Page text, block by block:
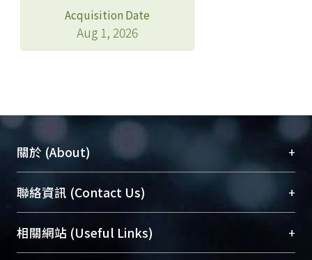
Acquisition Date
Aug 1, 2026
關於 (About) +
臺大位居世界頂尖大學之列，為永久珍藏及向國際
展現本校豐碩的研究成果及學術能量，圖書館整合
機構典藏（NTUR）與學術庫（AH）不同功能平
台，成為臺大學術典藏NTU scholars。期能整合研
聯絡資訊 (Contact Us) +
總館學科館員(Main Library)
醫學圖書館學科館員(Medical Library)
相關網站 (Useful Links) +